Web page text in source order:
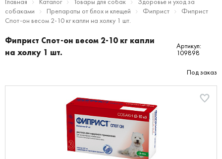
собаками
Препараты от блох и клещей Фиприст
Фиприст
Спот-он весом 2-10 кг капли на холку 1 шт.
Фиприст Спот-он весом 2-10 кг капли
на холку 1 шт.
Артикул:
109898
Под заказ